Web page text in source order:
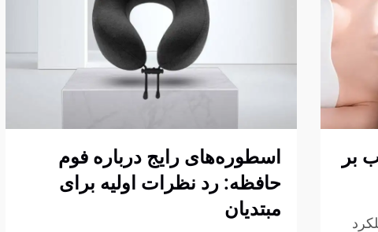
بر
اسطوره‌های رایج درباره فوم
حافظه: رد نظرات اولیه برای
مبتدیان